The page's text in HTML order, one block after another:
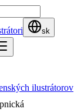
sk
ilustrátorov